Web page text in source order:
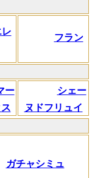
レ
フラン
ー
シェー
ヌドフリュイ
ガチャシミュ